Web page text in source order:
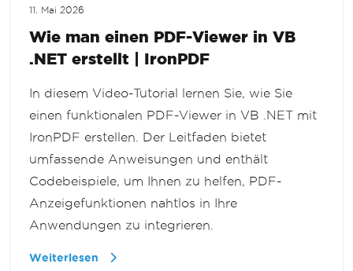
11. Mai 2026
Wie man einen PDF-Viewer in VB
.NET erstellt | IronPDF
In diesem Video-Tutorial lernen Sie, wie Sie
einen funktionalen PDF-Viewer in VB .NET mit
IronPDF erstellen. Der Leitfaden bietet
umfassende Anweisungen und enthält
Codebeispiele, um Ihnen zu helfen, PDF-
Anzeigefunktionen nahtlos in Ihre
Anwendungen zu integrieren.
Weiterlesen